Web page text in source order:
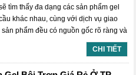
tìm thấy đa dạng các sản phẩm gel
khác nhau, cùng với dịch vụ giao
phẩm đều có nguồn gốc rõ ràng và
CHI TIẾT